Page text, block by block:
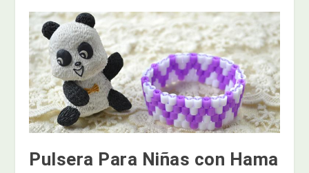
Pulsera Para Niñas con Hama